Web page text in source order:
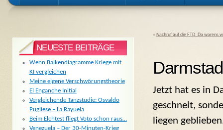
« Nachruf auf die FTD: Da warens
Jetzt hat es in
geschneit,
liegen
NEUESTE BEITRÄGE
Wenn Balkendiagramme Kriege mit
KI vergleichen
Meine eigene Verschwörungstheorie
El Enganche Initial
Vergleichende Tanzstudie: Osvaldo
Pugliese – La Rayuela
Beim Elchtest fliegt Voto schon raus…
Venezuela – Der 30-Minuten-Krieg